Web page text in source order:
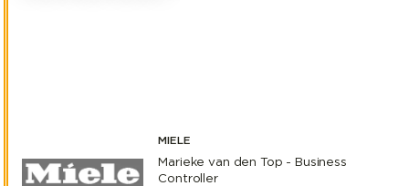
MIELE
Marieke van den Top - Business
Controller